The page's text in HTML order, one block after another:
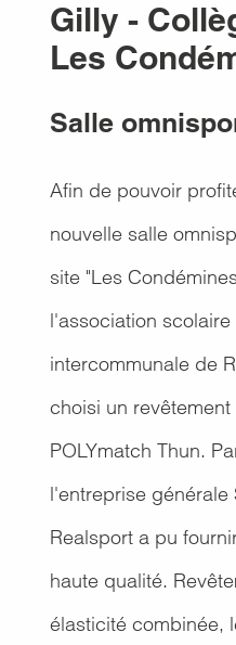
Gilly -
Les
Salle
Afin de pouvoir
nouvelle salle
site "Les
l'association
intercommunale de
choisi un
POLYmatch Thun.
l'entreprise générale
Realsport a pu
haute qualité.
élasticité combinée,